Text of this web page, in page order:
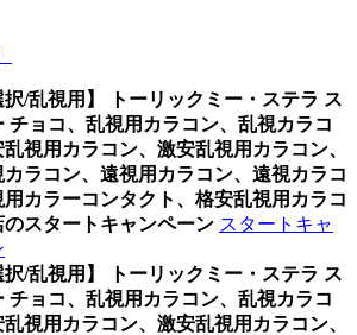
択/乱視用】 トーリックミー・ステラ ス
チョコ、乱視用カラコン、乱視カラコ
乱視用カラコン、激安乱視用カラコン、
ラコン、遠視用カラコン、遠視カラコ
用カラーコンタクト、格安乱視用カラコ
のスタートキャンペーン スタートキャ
択/乱視用】 トーリックミー・ステラ ス
チョコ、乱視用カラコン、乱視カラコ
乱視用カラコン、激安乱視用カラコン、